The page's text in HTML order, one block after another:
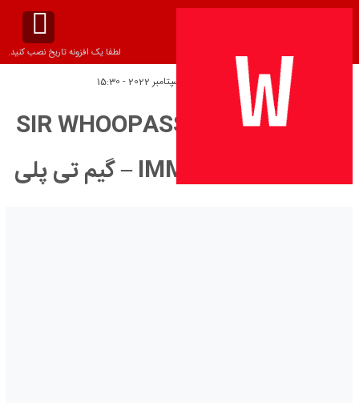
لطفا یک افزونه تاریخ نصب کنید.
تاریخ انتشار:
دانلود ترینر بازی SIR WHOOPASS:
IMMORTAL DEATH – گیم تی پلی